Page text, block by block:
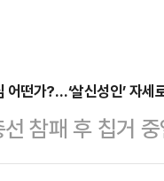
어떤가?…‘살신성인’ 자세
참패 후 칩거
윤석열 대통령이